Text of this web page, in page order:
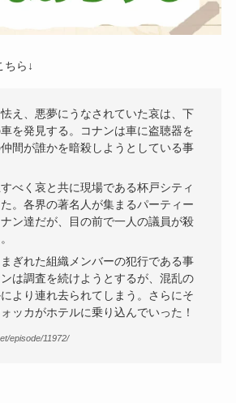
ちら↓
え、悪夢にうなされていた哀は、下
を発見する。コナンは車に盗聴器を
間が誰かを暗殺しようとしている事
べく哀と共に現場である杯戸シティ
。各界の著名人が集まるパーティー
ン達だが、目の前で一人の議員が殺
ぎれた組織メンバーの犯行である事
は調査を続けようとするが、混乱の
より連れ去られてしまう。さらにそ
ッカがホテルに乗り込んでいった！
episode/11972/